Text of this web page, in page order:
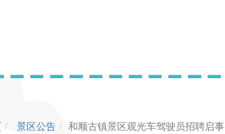
景区公告 和顺古镇景区观光车驾驶员招聘启事